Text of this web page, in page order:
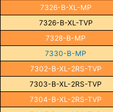
7326-B-XL-MP
7326-B-XL-TVP
7328-B-MP
7330-B-MP
7302-B-XL-2RS-TVP
7303-B-XL-2RS-TVP
7304-B-XL-2RS-TVP